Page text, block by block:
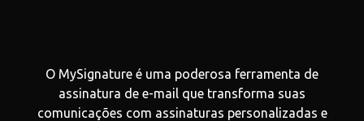
O MySignature é uma poderosa ferramenta de
assinatura de e-mail que transforma suas
comunicações com assinaturas personalizadas e